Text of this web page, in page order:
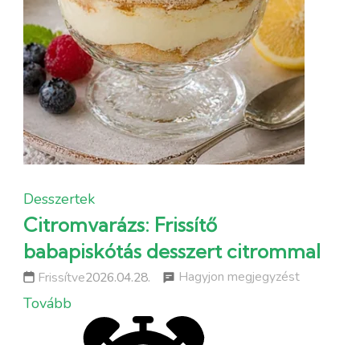
Desszertek
Citromvarázs: Frissítő
babapiskótás desszert citrommal
Frissítve2026.04.28. Hagyjon megjegyzésta
Tovább